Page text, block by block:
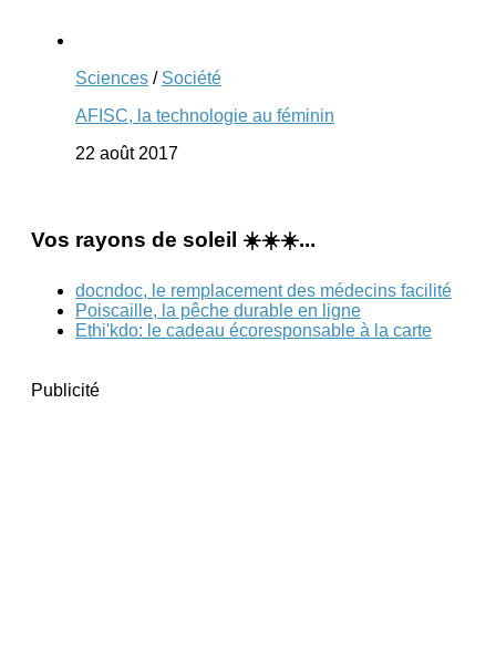
Sciences / Société
AFISC, la technologie au féminin
22 août 2017
Vos rayons de soleil ☀️☀️☀️...
docndoc, le remplacement des médecins facilité
Poiscaille, la pêche durable en ligne
Ethi'kdo: le cadeau écoresponsable à la carte
Publicité